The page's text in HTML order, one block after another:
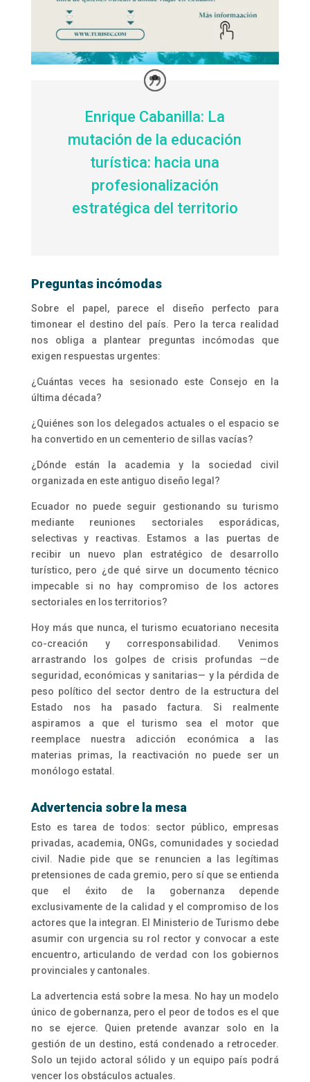
Enrique Cabanilla: La
mutación de la educación
turística: hacia una
profesionalización
estratégica del territorio
Preguntas incómodas
Sobre el papel, parece el diseño perfecto para
timonear el destino del país. Pero la terca realidad
nos obliga a plantear preguntas incómodas que
exigen respuestas urgentes:
¿Cuántas veces ha sesionado este Consejo en la
última década?
¿Quiénes son los delegados actuales o el espacio se
ha convertido en un cementerio de sillas vacías?
¿Dónde están la academia y la sociedad civil
organizada en este antiguo diseño legal?
Ecuador no puede seguir gestionando su turismo
mediante reuniones sectoriales esporádicas,
selectivas y reactivas. Estamos a las puertas de
recibir un nuevo plan estratégico de desarrollo
turístico, pero ¿de qué sirve un documento técnico
impecable si no hay compromiso de los actores
sectoriales en los territorios?
Hoy más que nunca, el turismo ecuatoriano necesita
co-creación y corresponsabilidad. Venimos
arrastrando los golpes de crisis profundas —de
seguridad, económicas y sanitarias— y la pérdida de
peso político del sector dentro de la estructura del
Estado nos ha pasado factura. Si realmente
aspiramos a que el turismo sea el motor que
reemplace nuestra adicción económica a las
materias primas, la reactivación no puede ser un
monólogo estatal.
Advertencia sobre la mesa
Esto es tarea de todos: sector público, empresas
privadas, academia, ONGs, comunidades y sociedad
civil. Nadie pide que se renuncien a las legítimas
pretensiones de cada gremio, pero sí que se entienda
que el éxito de la gobernanza depende
exclusivamente de la calidad y el compromiso de los
actores que la integran. El Ministerio de Turismo debe
asumir con urgencia su rol rector y convocar a este
encuentro, articulando de verdad con los gobiernos
provinciales y cantonales.
La advertencia está sobre la mesa. No hay un modelo
único de gobernanza, pero el peor de todos es el que
no se ejerce. Quien pretende avanzar solo en la
gestión de un destino, está condenado a retroceder.
Solo un tejido actoral sólido y un equipo país podrá
vencer los obstáculos actuales.